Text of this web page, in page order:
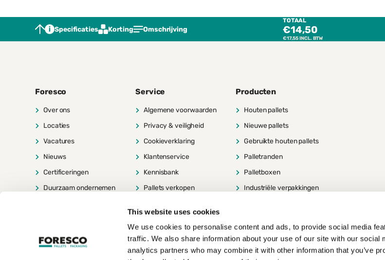
This website uses cookies
We use cookies to personalise content and ads, to provide social media
traffic. We also share information about your use of our site with our social
analytics partners who may combine it with other information that you’ve
Specificaties Korting Omschrijving
TOTAAL
€14,50
€17,55INCL. BTW
Foresco
Over ons
Locaties
Vacatures
Nieuws
Certificeringen
Duurzaam ondernemen
Service
Algemene voorwaarden
Privacy & veiligheid
Cookieverklaring
Klantenservice
Kennisbank
Pallets verkopen
Producten
Houten pallets
Nieuwe pallets
Gebruikte houten pallets
Palletranden
Palletboxen
Industriële verpakkingen